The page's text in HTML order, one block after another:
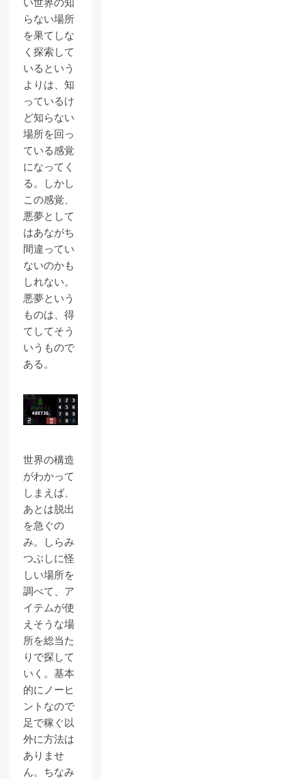
い世界の知
らない場所
を果てしな
く探索して
いるという
よりは、知
っているけ
ど知らない
場所を回っ
ている感覚
になってく
る。しかし
この感覚、
悪夢として
はあながち
間違ってい
ないのかも
しれない。
悪夢という
ものは、得
てしてそう
いうもので
ある。
世界の構造
がわかって
しまえば、
あとは脱出
を急ぐの
み。しらみ
つぶしに怪
しい場所を
調べて、ア
イテムが使
えそうな場
所を総当た
りで探して
いく。基本
的にノーヒ
ントなので
足で稼ぐ以
外に方法は
ありませ
ん。ちなみ